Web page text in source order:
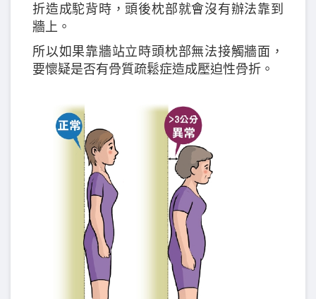
折造成駝背時，頭後枕部就會沒有辦法靠到
牆上。
所以如果靠牆站立時頭枕部無法接觸牆面，
要懷疑是否有骨質疏鬆症造成壓迫性骨折。